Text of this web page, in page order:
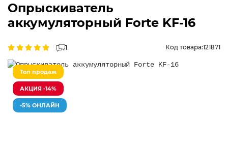
Опрыскиватель
аккумуляторный Forte KF-16
1 Код товара:121871
Топ продаж
АКЦИЯ -14%
-5% ОНЛАЙН